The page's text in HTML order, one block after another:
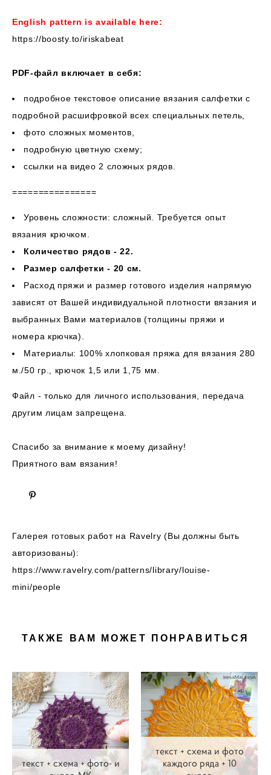
English pattern is available here:
https://boosty.to/iriskabeat
PDF-файл включает в себя:
подробное текстовое описание вязания салфетки с
подробной расшифровкой всех специальных петель,
фото сложных моментов,
подробную цветную схему;
ссылки на видео 2 сложных рядов.
================
Уровень сложности: сложный. Требуется опыт
вязания крючком.
Количество рядов - 22.
Размер салфетки - 20 см.
Расход пряжи и размер готового изделия напрямую
зависят от Вашей индивидуальной плотности вязания и
выбранных Вами материалов (толщины пряжи и
номера крючка).
Материалы: 100% хлопковая пряжа для вязания 280
м./50 гр., крючок 1,5 или 1,75 мм.
Файл - только для личного использования, передача
другим лицам запрещена.
Спасибо за внимание к моему дизайну!
Приятного вам вязания!
Галерея готовых работ на Ravelry (Вы должны быть
авторизованы):
https://www.ravelry.com/patterns/library/louise-
mini/people
ТАКЖЕ ВАМ МОЖЕТ ПОНРАВИТЬСЯ
текст + схема + фото- и
текст + схема и фото
каждого ряда + 10